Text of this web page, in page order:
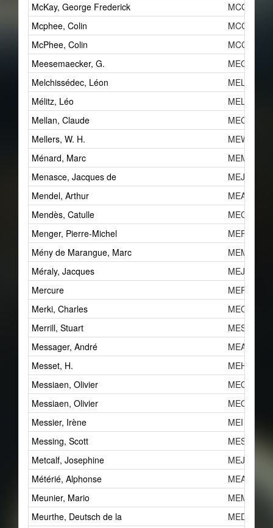
McKay, George Frederick
MCG
Mcphee, Colin
MCC
McPhee, Colin
MCC
Meesemaecker, G.
MEG
Melchissédec, Léon
MELa
Mélitz, Léo
MEL
Mellan, Claude
MEC
Mellers, W. H.
MEW
Ménard, Marc
MEM
Menasce, Jacques de
MEJa
Mendel, Arthur
MEA
Mendès, Catulle
MECb
Menger, Pierre-Michel
MEP
Mény de Marangue, Marc
MEMa
Méraly, Jacques
MEJb
Mercure
MER
Merki, Charles
MECa
Merrill, Stuart
MESa
Messager, André
MEAb
Messet, H.
MEH
Messiaen, Olivier
MEO
Messiaen, Olivier
MEO
Messier, Irène
MEI
Messing, Scott
MES
Metcalf, Josephine
MEJ
Métérié, Alphonse
MEAc
Meunier, Mario
MEMb
Meurthe, Deutsch de la
MED